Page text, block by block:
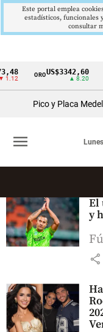
Cintillo
Colombia
OROUS$3342,60
▲ 8.20
Pico y Placa
Lunes
menu
El
y
share
Este portal emplea
estadísticos, funcionales
consultar